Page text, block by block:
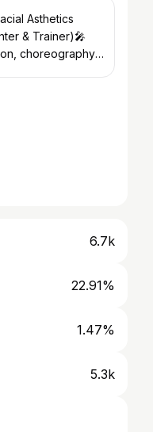
Asthetics
choreography is
6.7k
22.91%
1.47%
5.3k